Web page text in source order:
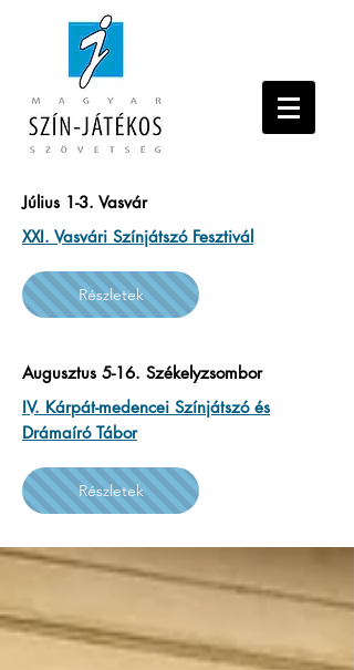
Július 1-3. Vasvár
XXI. Vasvári Színjátszó Fesztivál
Részletek
Augusztus 5-16. Székelyzsombor
IV. Kárpát-medencei Színjátszó és
Drámaíró Tábor
Részletek